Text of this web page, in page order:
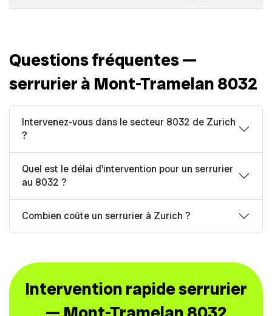
Questions fréquentes —
serrurier à Mont-Tramelan 8032
Intervenez-vous dans le secteur 8032 de Zurich
?
Quel est le délai d'intervention pour un serrurier
au 8032 ?
Combien coûte un serrurier à Zurich ?
Intervention rapide serrurier